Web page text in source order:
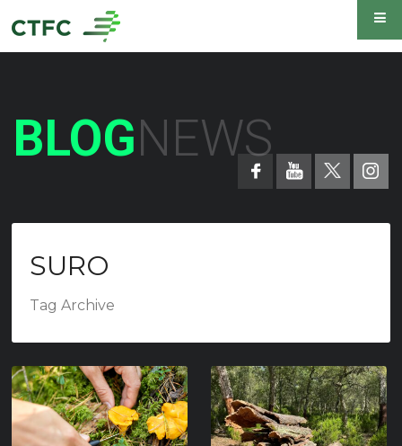
BLOGNEWS
SURO
Tag Archive